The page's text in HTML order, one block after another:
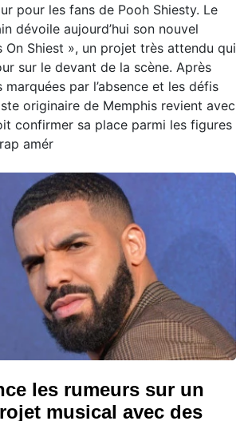
pour les fans de Pooh Shiesty. Le
dévoile aujourd’hui son nouvel
On Shiest », un projet très attendu qui
sur le devant de la scène. Après
marquées par l’absence et les défis
originaire de Memphis revient avec
confirmer sa place parmi les figures
amér
les rumeurs sur un
musical avec des